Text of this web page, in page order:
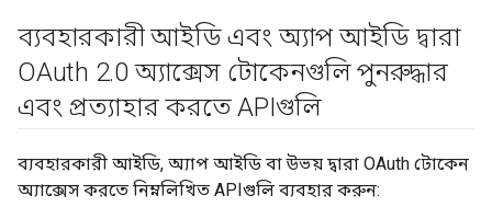
ব্যবহারকারী আইডি এবং অ্যাপ আইডি দ্বারা
OAuth 2.0 অ্যাক্সেস টোকেনগুলি পুনরুদ্ধার
এবং প্রত্যাহার করতে APIগুলি
ব্যবহারকারী আইডি, অ্যাপ আইডি বা উভয় দ্বারা OAuth টোকেন
অ্যাক্সেস করতে নিম্নলিখিত APIগুলি ব্যবহার করুন: